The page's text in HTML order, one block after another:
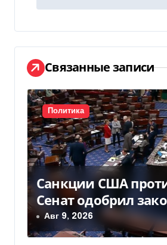
а
ц
и
я
п
о
з
а
Связанные записи
Политика
Санкции США
Сенат одобрил
— Фокус
Авг 9, 2026